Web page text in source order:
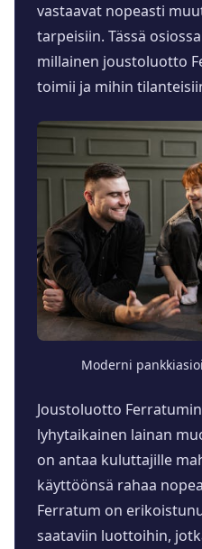
vastaavat nopeasti
tarpeisiin. Tässä
millainen joustoluotto
toimii ja mihin
Moderni
Joustoluotto
lyhytaikainen lainan
on antaa kuluttajille
käyttöönsä rahaa
Ferratum on
saataviin luottoihin,